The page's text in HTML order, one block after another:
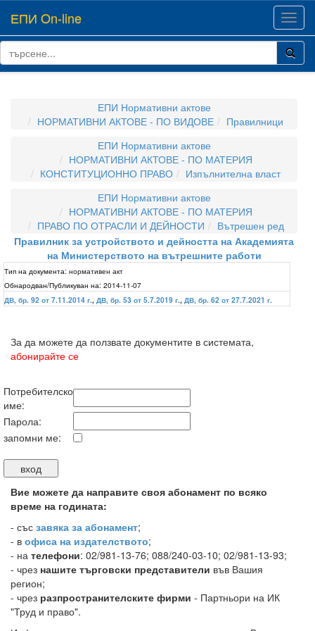
ЕПИ On-line
ЕПИ Нормативни актове
НОРМАТИВНИ АКТОВЕ - ПО ВИДОВЕ
Правилници
ЕПИ Нормативни актове
НОРМАТИВНИ АКТОВЕ - ПО МАТЕРИЯ
КОНСТИТУЦИОННО ПРАВО
Изпълнителна власт
ЕПИ Нормативни актове
НОРМАТИВНИ АКТОВЕ - ПО МАТЕРИЯ
ПРАВО ПО ОТРАСЛИ И ДЕЙНОСТИ
Вътрешен ред
Правилник за устройството и дейността на Академията
на Министерството на вътрешните работи
Тип на документа: нормативен акт
Обнародван/Публикуван на: 2014-11-07
ДВ, бр. 92 от 7.11.2014 г., ДВ, бр. 53 от 5.7.2019 г., ДВ, бр. 62 от 27.7.2021 г.
За да можете да ползвате документите в системата,
абонирайте се
Потребителско
име:
Парола:
запомни ме:
Вие можете да направите своя абонамент по всяко
време на годината:
- със завяка за абонамент;
- в офиса на издателството;
- на телефони: 02/981-13-76; 088/240-03-10; 02/981-13-93;
- чрез нашите търговски представители във Вашия
регион;
- чрез разпространителските фирми - Партньори на ИК
"Труд и право".